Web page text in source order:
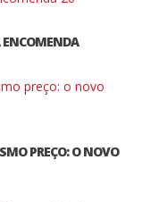
ENCOMENDA
PREÇO: O NOVO